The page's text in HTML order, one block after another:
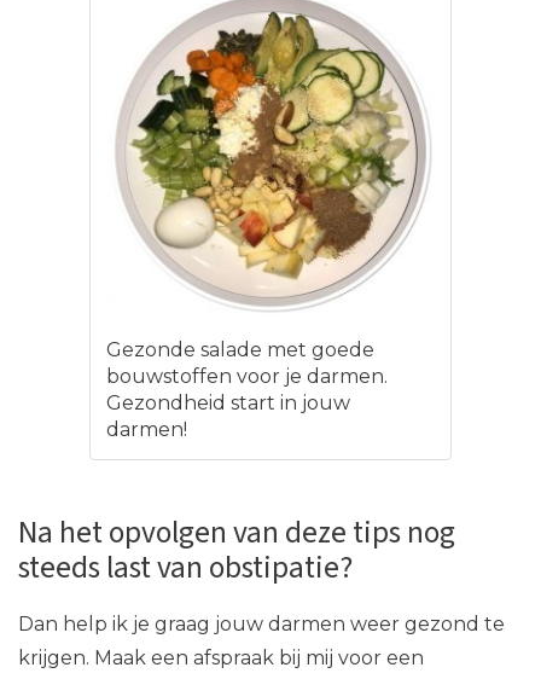
Gezonde salade met goede
bouwstoffen voor je darmen.
Gezondheid start in jouw
darmen!
Na het opvolgen van deze tips nog
steeds last van obstipatie?
Dan help ik je graag jouw darmen weer gezond te
krijgen. Maak een afspraak bij mij voor een